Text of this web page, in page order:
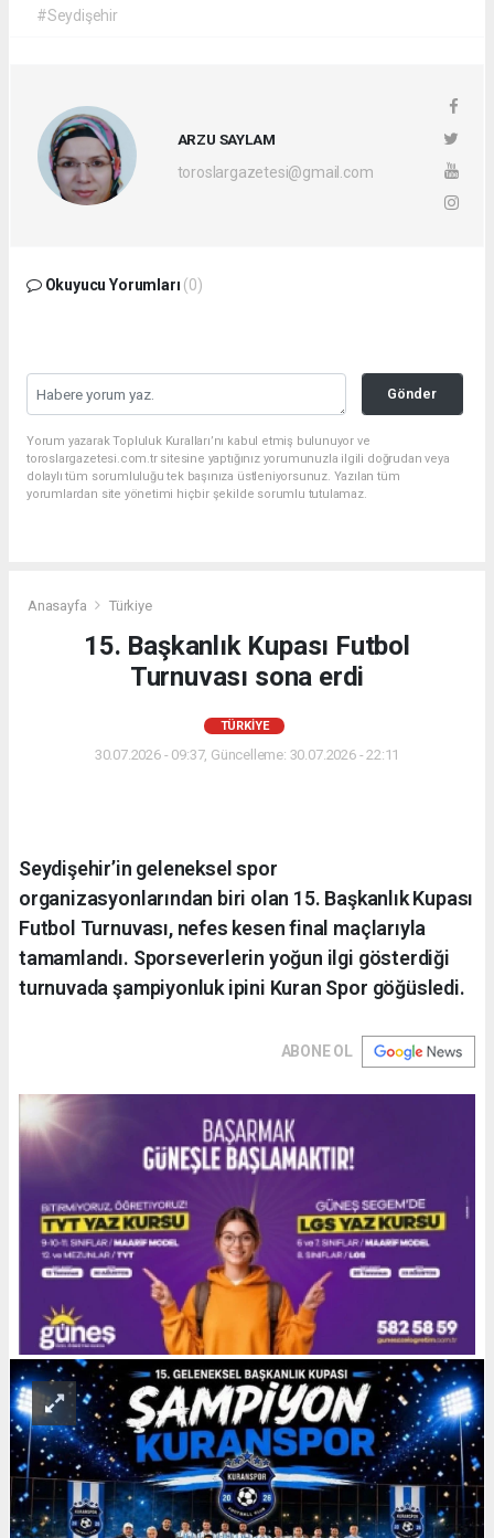
#Seydişehir
ARZU SAYLAM
toroslargazetesi@gmail.com
Okuyucu Yorumları (0)
Gönder
Yorum yazarak Topluluk Kuralları’nı kabul etmiş bulunuyor ve
toroslargazetesi.com.tr sitesine yaptığınız yorumunuzla ilgili doğrudan veya
dolaylı tüm sorumluluğu tek başınıza üstleniyorsunuz. Yazılan tüm
yorumlardan site yönetimi hiçbir şekilde sorumlu tutulamaz.
Anasayfa Türkiye
15. Başkanlık Kupası Futbol
Turnuvası sona erdi
TÜRKIYE
30.07.2026 - 09:37, Güncelleme: 30.07.2026 - 22:11
Seydişehir’in geleneksel spor
organizasyonlarından biri olan 15. Başkanlık Kupası
Futbol Turnuvası, nefes kesen final maçlarıyla
tamamlandı. Sporseverlerin yoğun ilgi gösterdiği
turnuvada şampiyonluk ipini Kuran Spor göğüsledi.
ABONE OL